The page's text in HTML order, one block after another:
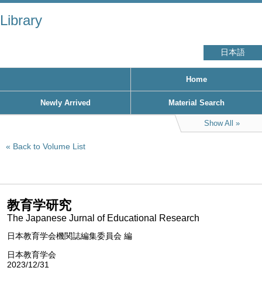
Library
日本語
Home
Newly Arrived Material Search
Show All
Back to Volume List
教育学研究
The Japanese Jurnal of Educational Research
日本教育学会機関誌編集委員会 編
日本教育学会
2023/12/31